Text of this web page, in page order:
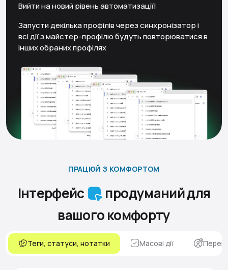
Вийти на новий рівень автоматизації!
Запусти декілька профілів через синхронізатор і
всі дії з майстер-профілю будуть повторюватися в
інших обраних профілях
ПРАЦЮЙ З КОМФОРТОМ
Інтерфейс
продуманий для
вашого комфорту
Теги, статуси, нотатки Масові дії